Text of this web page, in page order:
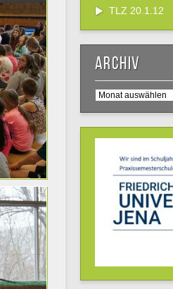
TLZ 20.1.12
Archiv
Archiv